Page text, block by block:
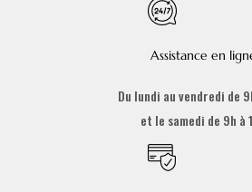
Assistance en
Du lundi au vendredi de
et le samedi de 9h à